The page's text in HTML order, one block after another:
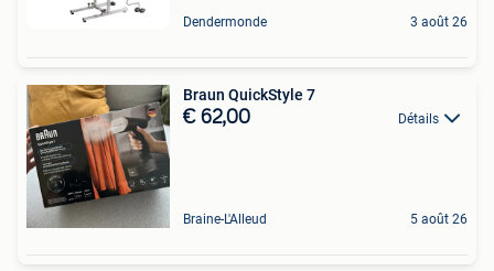
Dendermonde 3 août 26
Braun QuickStyle 7
€ 62,00 Détails
Braine-L'Alleud 5 août 26